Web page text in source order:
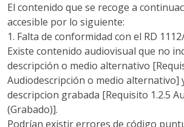
El contenido que se recoge a
accesible por lo siguiente:
1. Falta de conformidad con el RD
Existe contenido audiovisual que no
descripción o medio alternativo
Audiodescripción o medio alternativo]
descripcion grabada [Requisito 1.2.5
(Grabado)].
Podrían existir errores de código